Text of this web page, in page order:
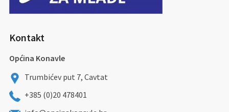
Kontakt
Općina Konavle
Trumbićev put 7, Cavtat
+385 (0)20 478401